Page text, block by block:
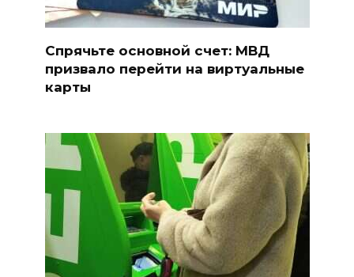
Спрячьте основной счет: МВД
призвало перейти на виртуальные
карты